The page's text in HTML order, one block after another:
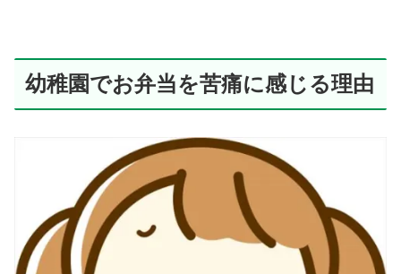
幼稚園でお弁当を苦痛に感じる理由